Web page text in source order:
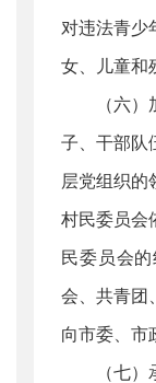
对违法青少
女、儿童和
（六
子、干部队
层党组织的
村民委员会
民委员会
会、共青团
向市委、市
（七